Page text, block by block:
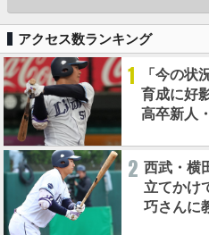
アクセス数ランキング
1
「今の状
育成に好
高卒新人
2 西武・横
立てかけ
巧さんに